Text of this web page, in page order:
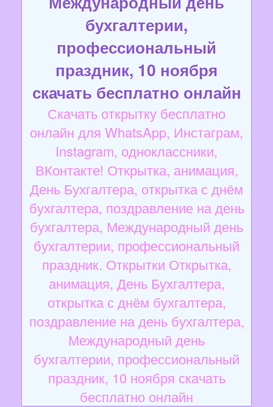
бухгалтерии,
профессиональный
праздник, 10 ноября
скачать бесплатно онлайн
Скачать открытку бесплатно
онлайн для WhatsApp, Инстаграм,
Instagram, одноклассники,
ВКонтакте! Открытка, анимация,
День Бухгалтера, открытка с днём
бухгалтера, поздравление на день
бухгалтера, Международный день
бухгалтерии, профессиональный
праздник. Открытки Открытка,
анимация, День Бухгалтера,
открытка с днём бухгалтера,
поздравление на день бухгалтера,
Международный день
бухгалтерии, профессиональный
праздник, 10 ноября скачать
бесплатно онлайн